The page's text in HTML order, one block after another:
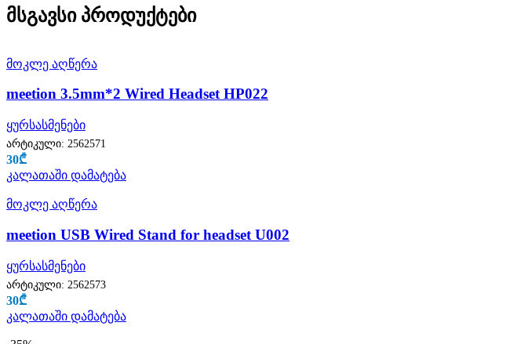
მსგავსი პროდუქტები
მოკლე აღწერა
meetion 3.5mm*2 Wired Headset HP022
ყურსასმენები
არტიკული: 2562571
30₾
კალათაში დამატება
მოკლე აღწერა
meetion USB Wired Stand for headset U002
ყურსასმენები
არტიკული: 2562573
30₾
კალათაში დამატება